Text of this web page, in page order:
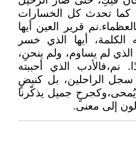
كما تحدث كل الخسارات
قرير العين أيها
الكلمة، أيها الذي خسر
الذي لم يساوم، ولم ينحنِ،
الذي أحببته
الراحلين، بل كنبضٍ
جميل يذكّرنا
إلى معنى.